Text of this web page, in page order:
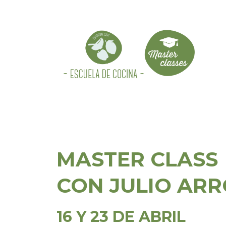
MASTER CLASS
CONJULIO
16 Y 23 DE ABRIL